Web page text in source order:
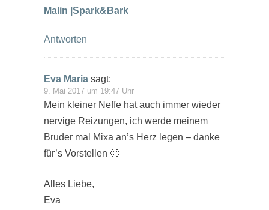
Malin |Spark&Bark
Antworten
Eva Maria sagt:
9. Mai 2017 um 19:47 Uhr
Mein kleiner Neffe hat auch immer wieder
nervige Reizungen, ich werde meinem
Bruder mal Mixa an’s Herz legen – danke
für’s Vorstellen 🙂
Alles Liebe,
Eva